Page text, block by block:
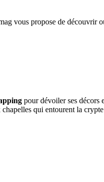
vous propose de découvrir
pour dévoiler ses décors
qui entourent la